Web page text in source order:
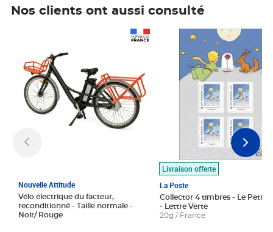
Nos clients ont aussi consulté
Nouvelle Attitude
Vélo électrique du facteur,
reconditionné - Taille normale -
Noir/ Rouge
Livraison offerte
La Poste
Collector 4 timbres - Le Petit
- Lettre Verte
20g / France
Prix 7,50€